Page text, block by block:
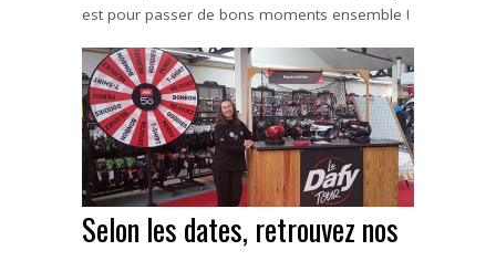
est pour passer de bons moments ensemble !
Selon les dates, retrouvez nos